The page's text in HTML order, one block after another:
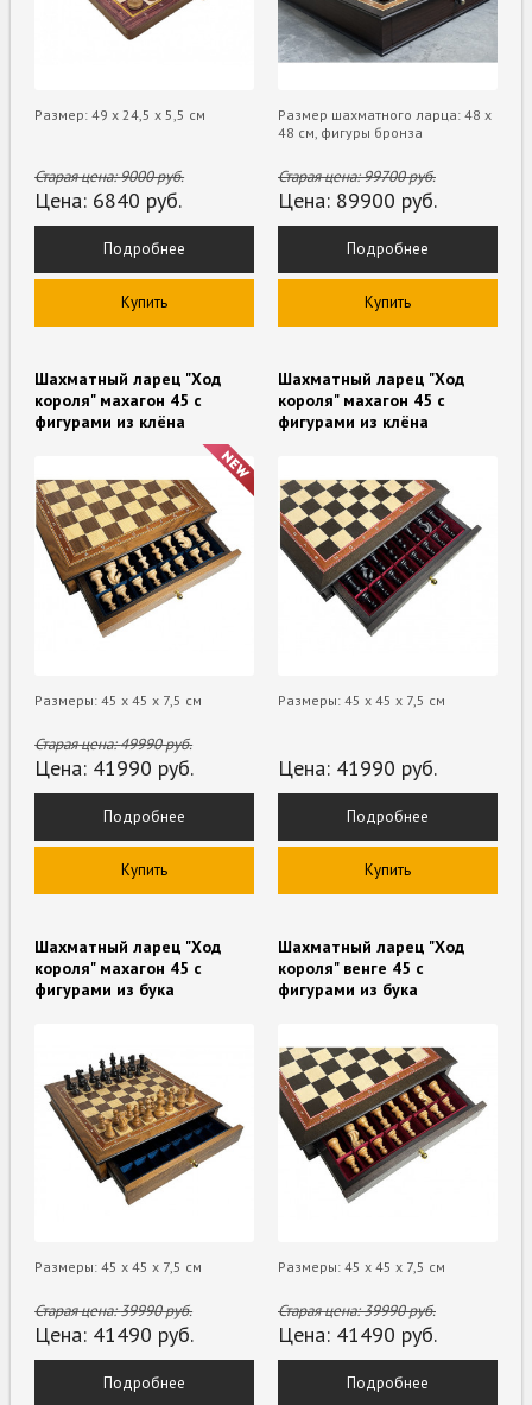
Размер: 49 х 24,5 х 5,5 см
Старая цена:9000руб.
Цена: 6840 руб.
Подробнее
Купить
Размер шахматного ларца: 48 х
48 см, фигуры бронза
Старая цена:99700руб.
Цена: 89900 руб.
Подробнее
Купить
Шахматный ларец "Ход
короля" махагон 45 с
фигурами из клёна
Размеры: 45 x 45 х 7,5 см
Старая цена:49990руб.
Цена: 41990 руб.
Подробнее
Купить
Шахматный ларец "Ход
короля" махагон 45 с
фигурами из клёна
Размеры: 45 x 45 х 7,5 см
Цена: 41990 руб.
Подробнее
Купить
Шахматный ларец "Ход
короля" махагон 45 с
фигурами из бука
Размеры: 45 x 45 х 7,5 см
Старая цена:39990руб.
Цена: 41490 руб.
Подробнее
Шахматный ларец "Ход
короля" венге 45 с
фигурами из бука
Размеры: 45 x 45 х 7,5 см
Старая цена:39990руб.
Цена: 41490 руб.
Подробнее